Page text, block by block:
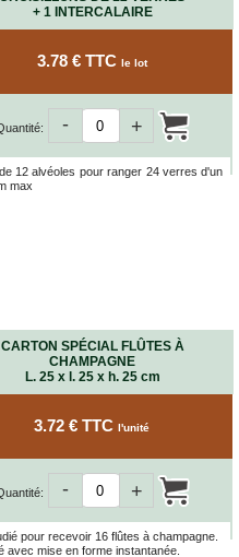
+ 1 INTERCALAIRE
12 alvéoles pour ranger 24 verres d'un
max
3.78 € TTC le lot
+
-
CARTON SPÉCIAL FLÛTES À
CHAMPAGNE
L. 25 x l. 25 x h. 25 cm
pour recevoir 16 flûtes à champagne.
avec mise en forme instantanée.
3.72 € TTC l'unité
+
-